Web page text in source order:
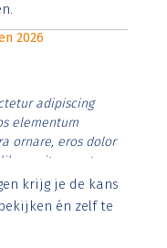
2026
adipiscing
elementum
ornare, eros dolor
vitae erat.
id rutrum lorem
posuere.
krijg je de kans
én zelf te